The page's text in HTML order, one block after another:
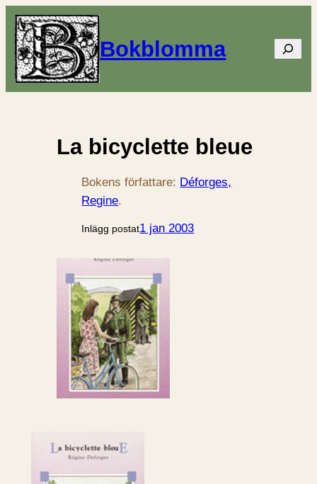
Bokblomma Sök
La bicyclette bleue
Bokens författare: Déforges,
Regine.
Inlägg postat1 jan 2003